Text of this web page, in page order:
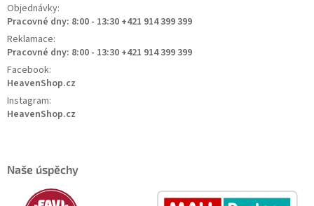
Objednávky:
Pracovné dny: 8:00 - 13:30 +421 914 399 399
Reklamace:
Pracovné dny: 8:00 - 13:30 +421 914 399 399
Facebook:
HeavenShop.cz
Instagram:
HeavenShop.cz
Naše úspěchy